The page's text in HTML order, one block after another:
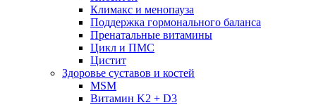
Климакс и менопауза
Поддержка гормонального баланса
Пренатальные витамины
Цикл и ПМС
Цистит
Здоровье суставов и костей
MSM
Витамин K2 + D3